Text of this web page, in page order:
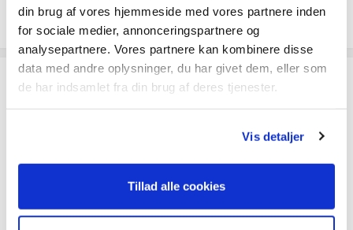
din brug af vores hjemmeside med vores partnere inden
for sociale medier, annonceringspartnere og
analysepartnere. Vores partnere kan kombinere disse
data med andre oplysninger, du har givet dem, eller som
de har indsamlet fra din brug af deres tjenester.
Vis detaljer
Tillad alle cookies
Speditør vælges når du går til betaling
Ofte købt sammen med
39,-